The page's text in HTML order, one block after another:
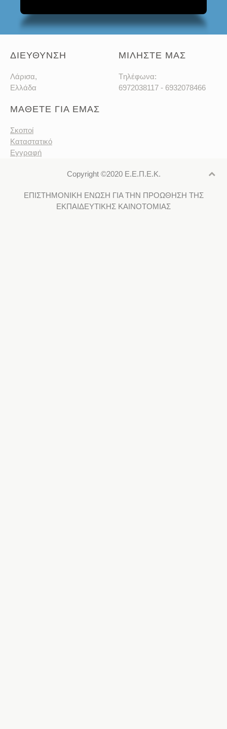
ΔΙΕΥΘΥΝΣΗ
Λάρισα,
Ελλάδα
ΜΙΛΗΣΤΕ ΜΑΣ
Tηλέφωνα:
6972038117 - 6932078466
ΜΑΘΕΤΕ ΓΙΑ ΕΜΑΣ
Σκοποί
Καταστατικό
Εγγραφή
Copyright ©2020 Ε.Ε.Π.Ε.Κ.
ΕΠΙΣΤΗΜΟΝΙΚΗ ΕΝΩΣΗ ΓΙΑ ΤΗΝ ΠΡΟΩΘΗΣΗ ΤΗΣ
ΕΚΠΑΙΔΕΥΤΙΚΗΣ ΚΑΙΝΟΤΟΜΙΑΣ